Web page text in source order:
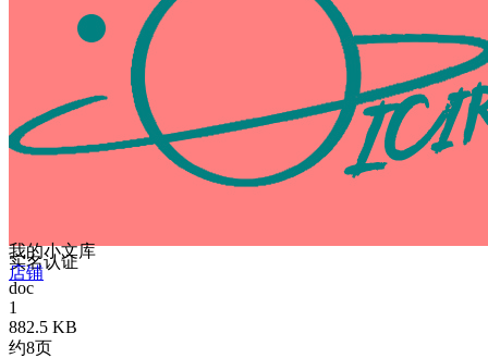
我的小文库
实名认证
店铺
doc
1
882.5 KB
约8页